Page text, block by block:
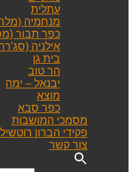
עתלית
מנחמיה
כפר תבור
אילניה
בית גן
הר טוב
יבנאל – ימה
מוצא
כפר סבא
מסמכי המושבות
פקידי הברון
צור קשר